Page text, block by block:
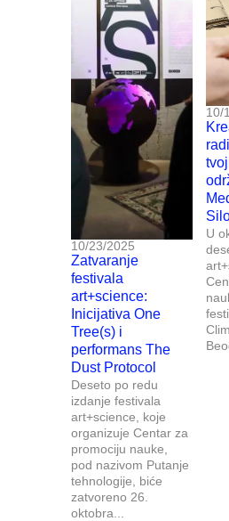
10/23/2025
Zatvaranje
festivala
art+science:
Inicijativa One
Tree(s) i
performans The
Dust Protocol
Deseto po redu
izdanje festivala
art+science, koje
organizuje Centar za
promociju nauke,
pod nazivom Putanje
tehnologije, biće
zatvoreno 26.
oktobra...
10/
U